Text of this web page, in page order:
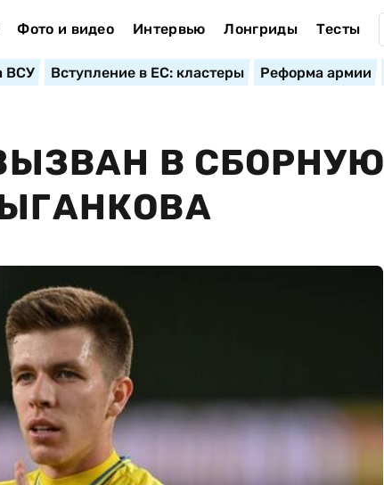
Фото и видео Интервью Лонгриды Тесты
ВСУ Вступление в ЕС: кластеры Реформа армии
В СБОРНУЮ